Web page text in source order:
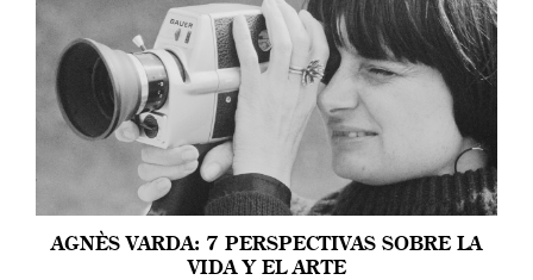
AGNÈS VARDA: 7 PERSPECTIVAS SOBRE LA
VIDA Y EL ARTE